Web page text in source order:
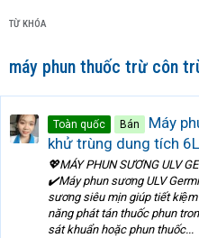
TỪ KHÓA
máy phun thuốc trừ côn
Toàn quốc Bán
Máy
khử trùng dung tích 6L
💖MÁY PHUN SƯƠNG ULV
✔️Máy phun sương ULV
sương siêu mịn giúp tiết
năng phát tán thuốc phun
sát khuẩn hoặc phun thuốc...